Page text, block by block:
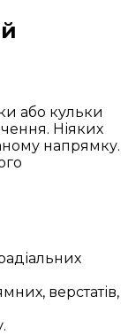
або кульки
Ніяких
напрямку.
верстатів,